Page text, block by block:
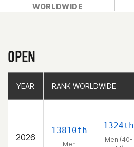
WORLDWIDE
OPEN
YEAR RANK WORLDWIDE
2026
13810th
Men
1324th
Men (40-
YEAR RANK WORLDWIDE